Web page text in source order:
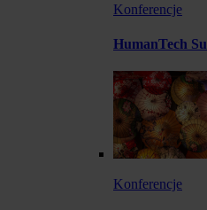
Konferencje
HumanTech
Konferencje